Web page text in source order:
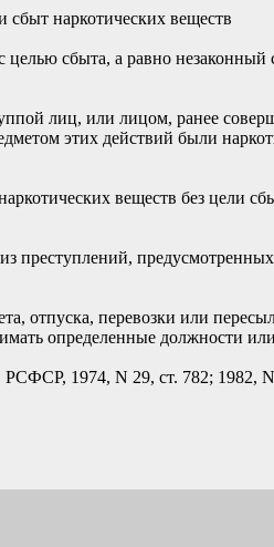
сбыт наркотических веществ
сбыта, а равно
лиц, или лицом, ранее
этих действий были
веществ без цели
отпуска, перевозки или
определенные должности
1974, N 29, ст. 782; 1982, N